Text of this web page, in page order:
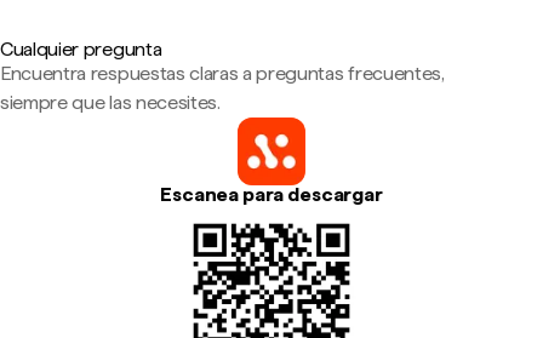
Cualquier pregunta
Encuentra respuestas claras a preguntas frecuentes,
siempre que las necesites.
Escanea para descargar